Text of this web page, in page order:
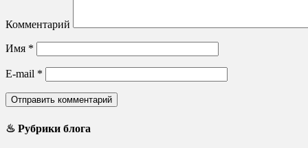
Комментарий
Имя *
E-mail *
♨ Рубрики блога